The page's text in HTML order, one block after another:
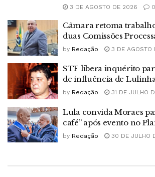
3 DE AGOSTO DE 2026
0
Câmara retoma
duas Comissões
by Redação 3 DE AGOSTO
STF libera inquérito
de influência de
by Redação 31 DE JULHO
Lula convida Moraes
café” após evento no
by Redação 30 DE JULHO